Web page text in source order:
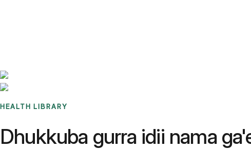
HEALTH LIBRARY
Dhukkuba gurra idii nama